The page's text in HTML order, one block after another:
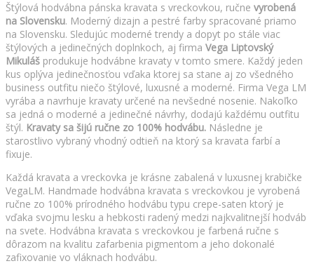
Štýlová hodvábna pánska kravata s vreckovkou, ručne vyrobená
na Slovensku. Moderný dizajn a pestré farby spracované priamo
na Slovensku. Sledujúc moderné trendy a dopyt po stále viac
štýlových a jedinečných doplnkoch, aj firma Vega Liptovský
Mikuláš produkuje hodvábne kravaty v tomto smere. Každý jeden
kus oplýva jedinečnosťou vďaka ktorej sa stane aj zo všedného
business outfitu niečo štýlové, luxusné a moderné. Firma Vega LM
vyrába a navrhuje kravaty určené na nevšedné nosenie. Nakoľko
sa jedná o moderné a jedinečné návrhy, dodajú každému outfitu
štýl. Kravaty sa šijú ručne zo 100% hodvábu. Následne je
starostlivo vybraný vhodný odtieň na ktorý sa kravata farbí a
fixuje.
Každá kravata a vreckovka je krásne zabalená v luxusnej krabičke
VegaLM. Handmade hodvábna kravata s vreckovkou je vyrobená
ručne zo 100% prírodného hodvábu typu crepe-saten ktorý je
vďaka svojmu lesku a hebkosti radený medzi najkvalitnejší hodváb
na svete. Hodvábna kravata s vreckovkou je farbená ručne s
dôrazom na kvalitu zafarbenia pigmentom a jeho dokonalé
zafixovanie vo vláknach hodvábu.